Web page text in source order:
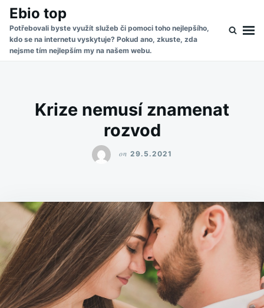
Skip
content
Search
for:
Ebio top
Potřebovali byste využít služeb či pomoci toho nejlepšího,
kdo se na internetu vyskytuje? Pokud ano, zkuste, zda
nejsme tím nejlepším my na našem webu.
Krize nemusí znamenat
rozvod
on 29.5.2021